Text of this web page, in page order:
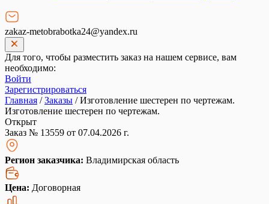
zakaz-metobrabotka24@yandex.ru
Для того, чтобы разместить заказ на нашем сервисе, вам
необходимо:
Войти
Зарегистрироваться
Главная /Заказы /Изготовление шестерен по чертежам.
Изготовление шестерен по чертежам.
Открыт
Заказ № 13559 от 07.04.2026 г.
Регион заказчика: Владимирская область
Цена: Договорная